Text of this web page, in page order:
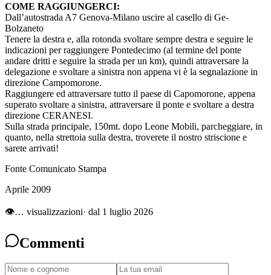
COME RAGGIUNGERCI:
Dall’autostrada A7 Genova-Milano uscire al casello di Ge-
Bolzaneto
Tenere la destra e, alla rotonda svoltare sempre destra e seguire le
indicazioni per raggiungere Pontedecimo (al termine del ponte
andare dritti e seguire la strada per un km), quindi attraversare la
delegazione e svoltare a sinistra non appena vi è la segnalazione in
direzione Campomorone.
Raggiungere ed attraversare tutto il paese di Capomorone, appena
superato svoltare a sinistra, attraversare il ponte e svoltare a destra
direzione CERANESI.
Sulla strada principale, 150mt. dopo Leone Mobili, parcheggiare, in
quanto, nella strettoia sulla destra, troverete il nostro striscione e
sarete arrivati!
Fonte Comunicato Stampa
Aprile 2009
👁… visualizzazioni· dal 1 luglio 2026
Commenti